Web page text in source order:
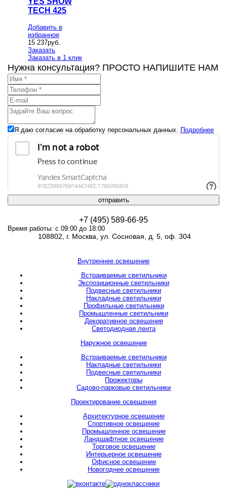
TECH 425
Добавить в
избранное
15 237руб.
Заказать
Заказать в 1 клик
Нужна консультация? ПРОСТО НАПИШИТЕ НАМ
Я даю согласие на обработку персональных данных. Подробнее
отправить
+7 (495) 589-66-95
Время работы: с 09:00 до 18:00
108802, г. Москва, ул. Сосновая, д. 5, оф. 304
Внутреннее освещение
Встраиваемые светильники
Экспозиционные светильники
Подвесные светильники
Накладные светильники
Профильные светильники
Промышленные светильники
Декоративное освещение
Светодиодная лента
Наружное освещение
Встраиваемые светильники
Накладные светильники
Подвесные светильники
Прожекторы
Садово-парковые светильники
Проектирование освещения
Архитектурное освещение
Спортивное освещение
Промышленное освещение
Ландшафтное освещение
Торговое освещение
Интерьерное освещение
Офисное освещение
Новогоднее освещение